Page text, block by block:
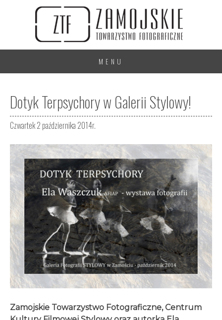
MENU
Dotyk Terpsychory w Galerii Stylowy!
Czwartek 2 października 2014r.
Zamojskie Towarzystwo Fotograficzne, Centrum